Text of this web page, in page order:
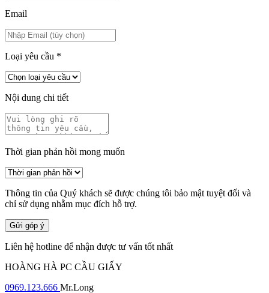
Email
Loại yêu cầu *
Nội dung chi tiết
Thời gian phản hồi mong muốn
Thông tin của Quý khách sẽ được chúng tôi bảo mật tuyệt đối và
chỉ sử dụng nhằm mục đích hỗ trợ.
Gửi góp ý
Liên hệ hotline để nhận được tư vấn tốt nhất
HOÀNG HÀ PC CẦU GIẤY
0969.123.666 Mr.Long